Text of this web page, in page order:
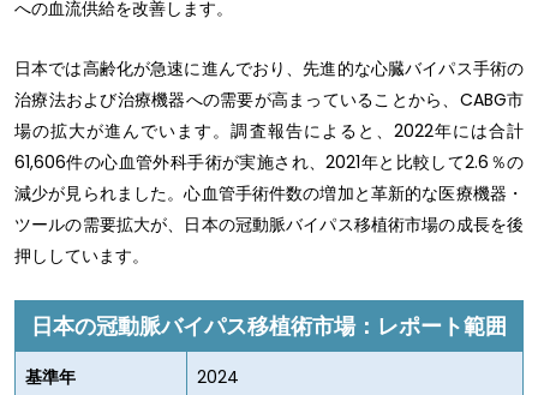
への血流供給を改善します。
日本では高齢化が急速に進んでおり、先進的な心臓バイパス手術の
治療法および治療機器への需要が高まっていることから、CABG市
場の拡大が進んでいます。調査報告によると、2022年には合計
61,606件の心血管外科手術が実施され、2021年と比較して2.6％の
減少が見られました。心血管手術件数の増加と革新的な医療機器・
ツールの需要拡大が、日本の冠動脈バイパス移植術市場の成長を後
押ししています。
日本の冠動脈バイパス移植術市場：レポート範囲
基準年 2024